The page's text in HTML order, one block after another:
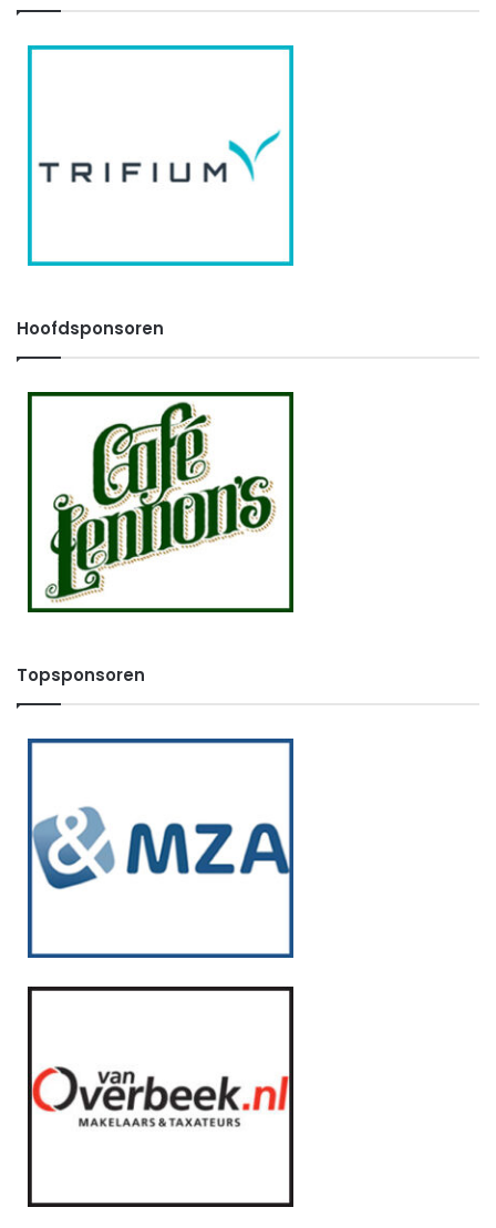
Hoofdsponsoren
Topsponsoren